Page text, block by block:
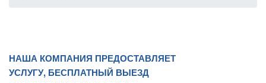
НАША КОМПАНИЯ ПРЕДОСТАВЛЯЕТ
УСЛУГУ, БЕСПЛАТНЫЙ ВЫЕЗД